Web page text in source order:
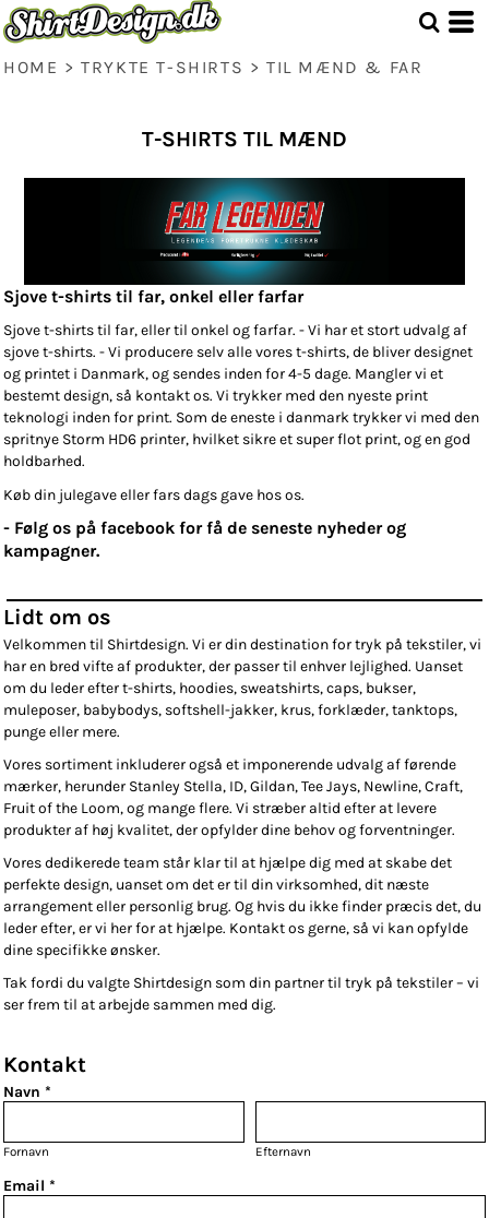
HOME > TRYKTE T-SHIRTS > TIL MÆND & FAR
T-SHIRTS TIL MÆND
Sjove t-shirts til far, onkel eller farfar
Sjove t-shirts til far, eller til onkel og farfar. - Vi har et stort udvalg af
sjove t-shirts. - Vi producere selv alle vorest-shirts, de bliver designet
og printet i Danmark, og sendes inden for 4-5 dage. Mangler vi et
bestemt design, så kontakt os. Vi trykker med den nyeste print
teknologi inden for print. Som de eneste i danmark trykker vi med den
spritnye Storm HD6 printer, hvilket sikre et super flot print, og en god
holdbarhed.
Køb din julegave eller fars dags gave hos os.
- Følg os på facebook for få de seneste nyheder og
kampagner.
Lidt om os
Velkommen til Shirtdesign. Vi er din destination for tryk på tekstiler, vi
har en bred vifte af produkter, der passer til enhver lejlighed. Uanset
om du leder efter t-shirts, hoodies, sweatshirts, caps, bukser,
muleposer, babybodys, softshell-jakker, krus, forklæder, tanktops,
punge eller mere.
Vores sortiment inkluderer også et imponerende udvalg af førende
mærker, herunder Stanley Stella, ID, Gildan, Tee Jays, Newline, Craft,
Fruit of the Loom, og mange flere. Vi stræber altid efter at levere
produkter af høj kvalitet, der opfylder dine behov og forventninger.
Vores dedikerede team står klar til at hjælpe dig med at skabe det
perfekte design, uanset om det er til din virksomhed, dit næste
arrangement eller personlig brug. Og hvis du ikke finder præcis det, du
leder efter, er vi her for at hjælpe. Kontakt os gerne, så vi kan opfylde
dine specifikke ønsker.
Tak fordi du valgte Shirtdesign som din partner til tryk på tekstiler – vi
ser frem til at arbejde sammen med dig.
Kontakt
Navn *
Fornavn Efternavn
Email *